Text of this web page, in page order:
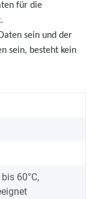
für die
sein und der
sein, besteht kein
60°C,